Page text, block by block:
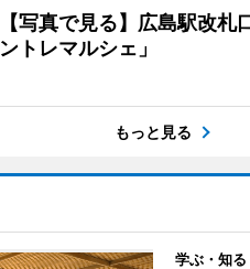
【写真で見る】広島駅改
ントレマルシェ」
もっと見る
学ぶ・知る